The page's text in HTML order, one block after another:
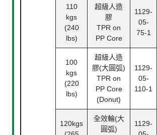
110
kgs
(240
lbs)
超級人造
膠
TPR on
PP Core
1129-
05-
75-1
100
kgs
(220
lbs)
超級人造
膠(大圓弧)
TPR on
PP Core
(Donut)
1129-
05-
110-1
120kgs
全效輪(大
圓弧)
1129-